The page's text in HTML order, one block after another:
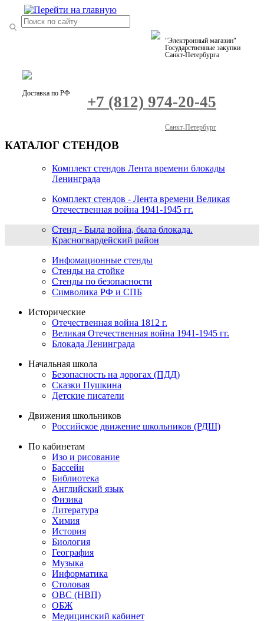
"Электронный магазин"
Государственные закупки
Санкт-Петербурга
Доставка по РФ +7 (812) 974-20-45
Санкт-Петербург
КАТАЛОГ СТЕНДОВ
Комплект стендов Лента времени блокады
Ленинграда
Комплект стендов - Лента времени Великая
Отечественная война 1941-1945 гг.
Стенд - Была война, была блокада.
Красногвардейский район
Инфомационные стенды
Стенды на стойке
Стенды по безопасности
Символика РФ и СПБ
Исторические
Отечественная война 1812 г.
Великая Отечественная война 1941-1945 гг.
Блокада Ленинграда
Начальная школа
Безопасность на дорогах (ПДД)
Сказки Пушкина
Детские писатели
Движения школьников
Российское движение школьников (РДШ)
По кабинетам
Изо и рисование
Бассейн
Библиотека
Английский язык
Физика
Литература
Химия
История
Биология
География
Музыка
Информатика
Столовая
ОВС (НВП)
ОБЖ
Медицинский кабинет